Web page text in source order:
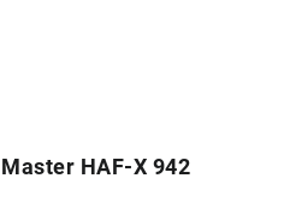
HAF-X 942